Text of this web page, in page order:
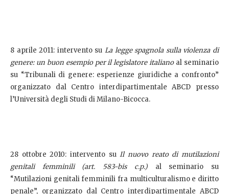
8 aprile 2011: intervento su La legge spagnola sulla violenza di
genere: un buon esempio per il legislatore italianoal seminario
su “Tribunali di genere: esperienze giuridiche a confronto”
organizzato dal Centro interdipartimentale ABCD presso
l’Università degli Studi di Milano-Bicocca.
28 ottobre 2010: intervento suIl nuovo reato di mutilazioni
genitali femminili (art. 583-bis c.p.) al seminario su
“Mutilazioni genitali femminili fra multiculturalismo e diritto
penale”, organizzato dal Centro interdipartimentale ABCD